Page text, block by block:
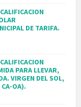
DE TARIFA.
PARA LLEVAR,
VIRGEN DEL SOL,
OA).